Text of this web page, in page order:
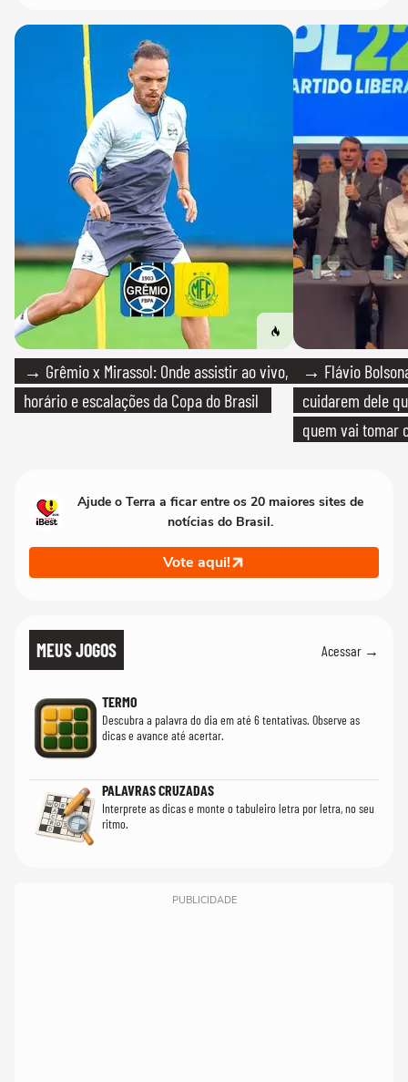
→ Grêmio x Mirassol: Onde assistir ao vivo,
horário e escalações da Copa do Brasil
→ Flávio
cuidarem dele
quem vai tomar
Ajude o Terra a ficar entre os 20 maiores sites de
notícias do Brasil.
Vote aqui!
MEUS JOGOS Acessar →
TERMO
Descubra a palavra do dia em até 6 tentativas. Observe as
dicas e avance até acertar.
PALAVRAS CRUZADAS
Interprete as dicas e monte o tabuleiro letra por letra, no seu
ritmo.
PUBLICIDADE